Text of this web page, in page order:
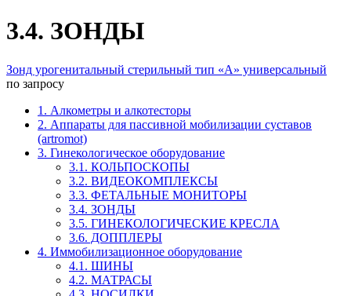
3.4. ЗОНДЫ
Зонд урогенитальный стерильный тип «А» универсальный
по запросу
1. Алкометры и алкотесторы
2. Аппараты для пассивной мобилизации суставов
(artromot)
3. Гинекологическое оборудование
3.1. КОЛЬПОСКОПЫ
3.2. ВИДЕОКОМПЛЕКСЫ
3.3. ФЕТАЛЬНЫЕ МОНИТОРЫ
3.4. ЗОНДЫ
3.5. ГИНЕКОЛОГИЧЕСКИЕ КРЕСЛА
3.6. ДОППЛЕРЫ
4. Иммобилизационное оборудование
4.1. ШИНЫ
4.2. МАТРАСЫ